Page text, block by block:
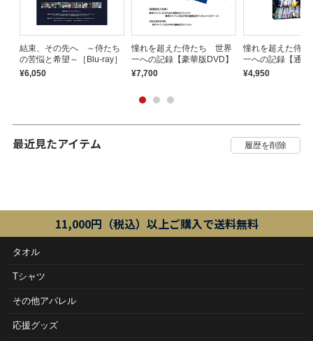
結束、その先へ ～侍たち
の苦悩と希望～［Blu-ray］
¥6,050
憧れを超えた侍たち 世界
一への記録【豪華版DVD】
¥7,700
憧れを超えた侍
一への記録【通常
¥4,950
最近見たアイテム
11,000円（税込）以上ご購入で送料無料
タオル
Tシャツ
その他アパレル
応援グッズ